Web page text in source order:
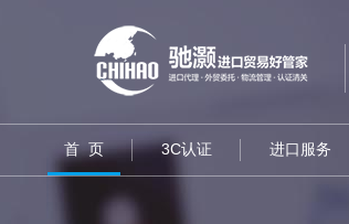
首 页 3C认证 进口服务